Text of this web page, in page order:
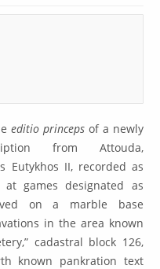
editio princepsof a newly
from Attouda,
Eutykhos II, recorded as
games designated as
on a marble base
in the area known
cadastral block 126,
known pankration text